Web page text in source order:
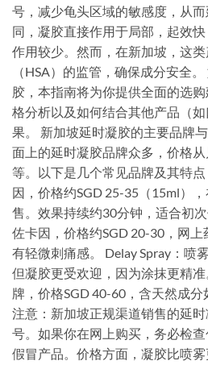
号，减少龟头区域的敏感度，从
同，凝胶直接作用于局部，起效
作用较少。然而，在新加坡，这
（HSA）的监管，确保成分安全
胶，本指南将为你提供全面的选
格分析以及如何结合其他产品（
果。 新加坡延时凝胶的主要品牌
面上的延时凝胶品牌众多，价格
等。以下是几个常见品牌及其特
因，价格约SGD 25-35（15ml）
售。效果持续约30分钟，适合初
佐卡因，价格约SGD 20-30，网
有轻微刺痛感。 Delay Spray：喷
但凝胶更受欢迎，因为涂抹更精
牌，价格SGD 40-60，含天然成分
注意：新加坡正规渠道销售的延
号。如果你在网上购买，务必检
假冒产品。价格方面，凝胶比喷